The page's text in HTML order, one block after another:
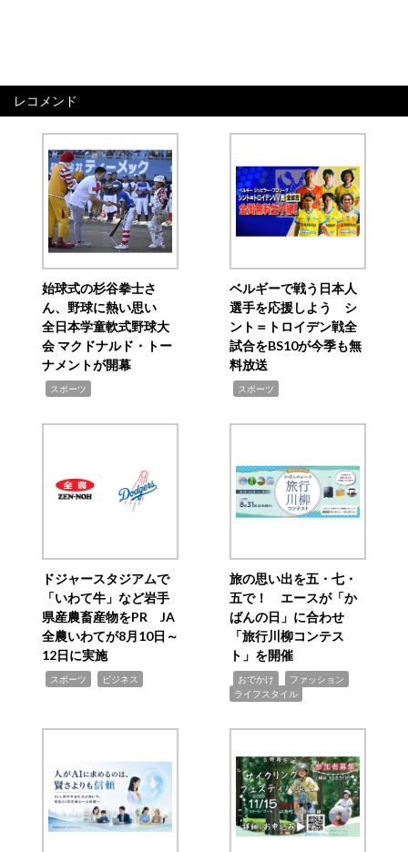
レコメンド
始球式の杉谷拳士さ
ん、野球に熱い思い
全日本学童軟式野球大
会 マクドナルド・トー
ナメントが開幕
スポーツ
ベルギーで戦う日本人
選手を応援しよう シ
ント＝トロイデン戦全
試合をBS10が今季も無
料放送
スポーツ
ドジャースタジアムで
「いわて牛」など岩手
県産農畜産物をPR JA
全農いわてが8月10日～
12日に実施
スポーツ ビジネス
旅の思い出を五・七・
五で！ エースが「か
ばんの日」に合わせ
「旅行川柳コンテス
ト」を開催
おでかけ ファッション
ライフスタイル